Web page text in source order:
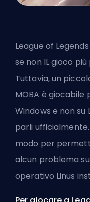
League of
se non IL gioco
Tuttavia, un
MOBA è
Windows e non su
parli
modo per
alcun problema
operativo Linus